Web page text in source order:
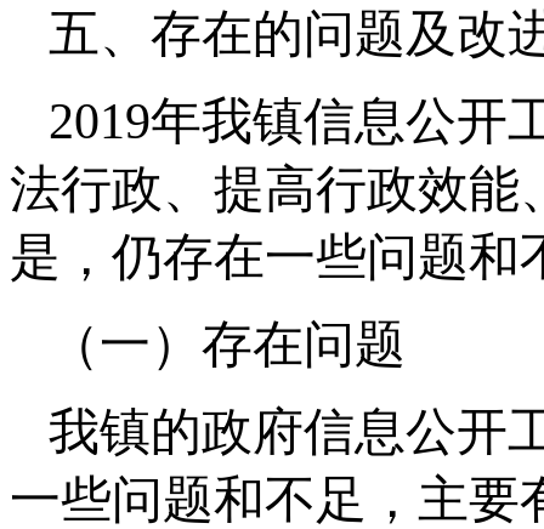
五、存在的问题及改
2019年我镇信息公开
法行政、提高行政效能
是，仍存在一些问题和
（一）存在问题
我镇的政府信息公开
一些问题和不足，主要